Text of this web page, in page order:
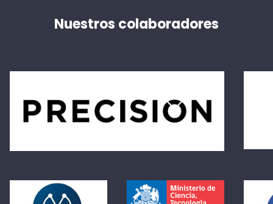
Nuestros colaboradores